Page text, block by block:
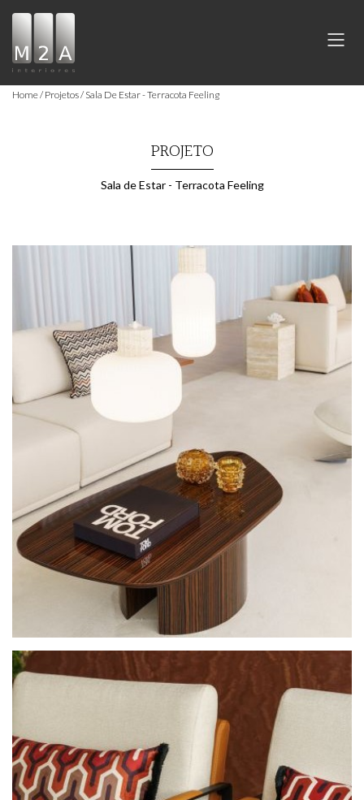
Home Projetos Sala De Estar - Terracota Feeling
PROJETO
Sala de Estar - Terracota Feeling